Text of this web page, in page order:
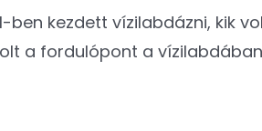
kezdett vízilabdázni, kik
a fordulópont a